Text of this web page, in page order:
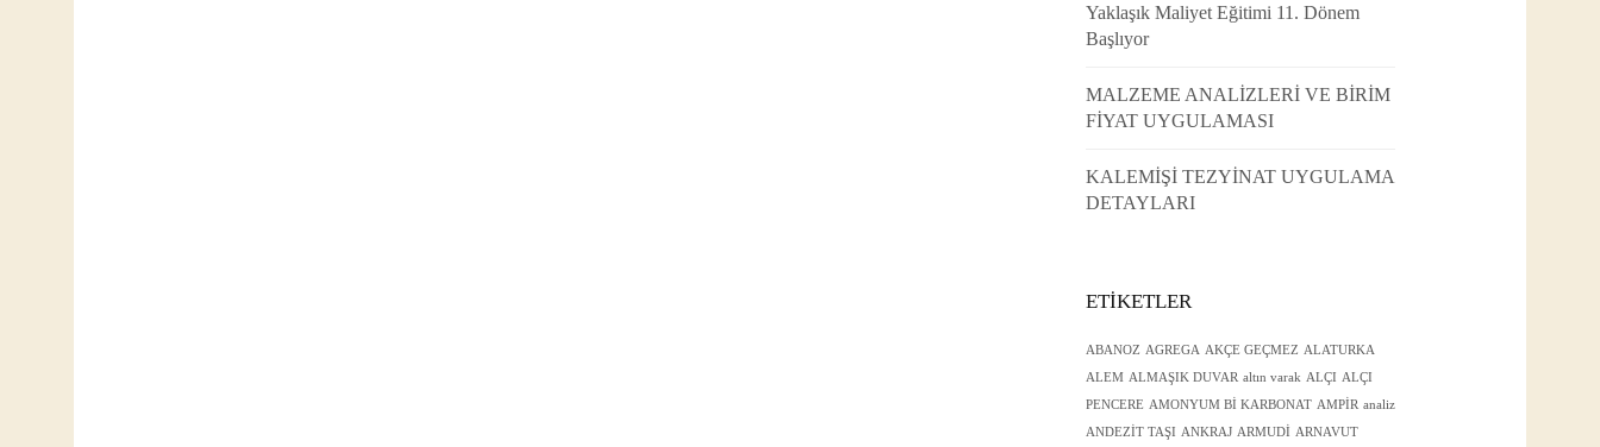
Yaklaşık Maliyet Eğitimi 11. Dönem
Başlıyor
MALZEME ANALİZLERİ VE BİRİM
FİYAT UYGULAMASI
KALEMİŞİ TEZYİNAT UYGULAMA
DETAYLARI
ETIKETLER
ABANOZ AGREGA AKÇE GEÇMEZ ALATURKA
ALEM ALMAŞIK DUVAR altın varak ALÇI ALÇI
PENCERE AMONYUM Bİ KARBONAT AMPİR analiz
ANDEZİT TAŞI ANKRAJ ARMUDİ ARNAVUT